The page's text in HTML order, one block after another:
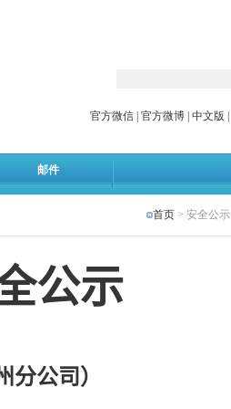
官方微信 官方微博 中文版
邮件
首页 > 安全公示
公示
分公司）